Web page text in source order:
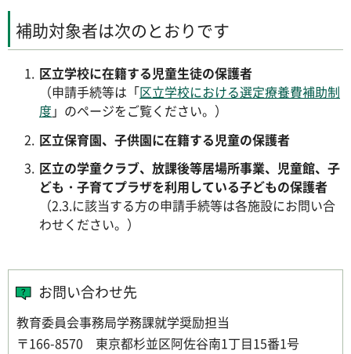
補助対象者は次のとおりです
区立学校に在籍する児童生徒の保護者
（申請手続等は「区立学校における選定療養費補助制
度 」のページをご覧ください。）
区立保育園、子供園に在籍する児童の保護者
区立の学童クラブ、放課後等居場所事業、児童館、子
ども・子育てプラザを利用している子どもの保護者
（2.3.に該当する方の申請手続等は各施設にお問い合
わせください。）
お問い合わせ先
教育委員会事務局学務課就学奨励担当
〒166-8570 東京都杉並区阿佐谷南1丁目15番1号